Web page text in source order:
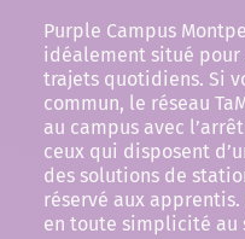
Purple Campus
idéalement situé
trajets quotidiens. Si
commun, le réseau
au campus avec
ceux qui disposent
des solutions de
réservé aux
en toute simplicité au